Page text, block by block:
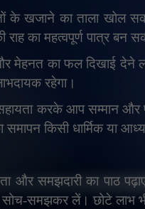
के खजाने का ताला खोल
का महत्वपूर्ण पात्र बन
का फल दिखाई देने
रहेगा।
करके आप सम्मान और
किसी धार्मिक या
समझदारी का पाठ
सोच-समझकर लें। छोटे